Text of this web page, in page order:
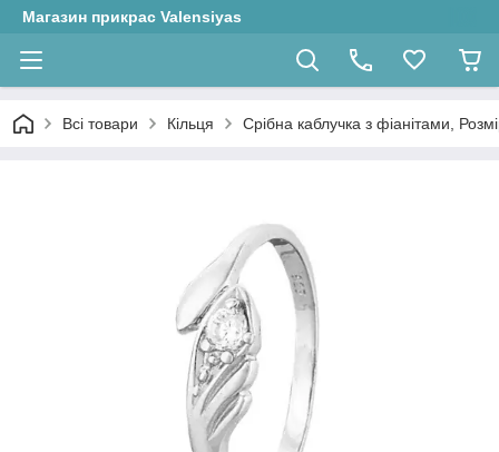
Магазин прикрас Valensiyas
Всі товари Кільця Срібна каблучка з фіанітами,